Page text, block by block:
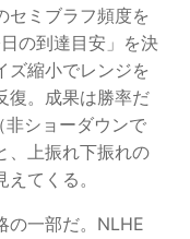
セミブラフ頻度を
の到達目安」を決
ズ縮小でレンジを
復。成果は勝率だ
ショーダウンで
、上振れ下振れの
てくる。
の一部だ。NLHE